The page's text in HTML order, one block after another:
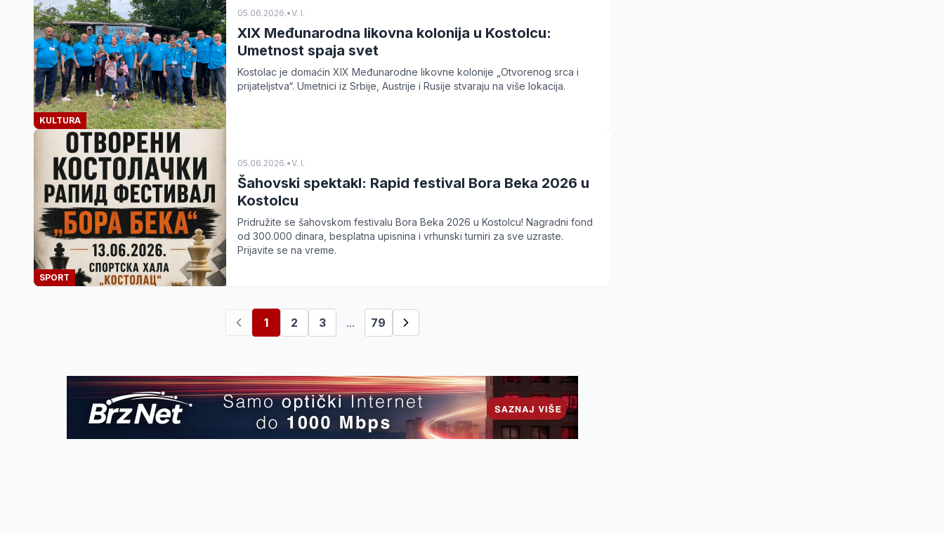
KULTURA
05.06.2026.•V. I.
XIX Međunarodna likovna kolonija u Kostolcu:
Umetnost spaja svet
Kostolac je domaćin XIX Međunarodne likovne kolonije „Otvorenog srca i
prijateljstva“. Umetnici iz Srbije, Austrije i Rusije stvaraju na više lokacija.
SPORT
05.06.2026.•V. I.
Šahovski spektakl: Rapid festival Bora Beka 2026 u
Kostolcu
Pridružite se šahovskom festivalu Bora Beka 2026 u Kostolcu! Nagradni fond
od 300.000 dinara, besplatna upisnina i vrhunski turniri za sve uzraste.
Prijavite se na vreme.
1 2 3 ... 79